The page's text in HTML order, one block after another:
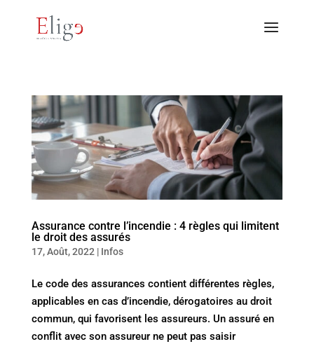
Assurance contre l’incendie : 4 règles qui limitent
le droit des assurés
17, Août, 2022| Infos
Le code des assurances contient différentes règles,
applicables en cas d’incendie, dérogatoires au droit
commun, qui favorisent les assureurs. Un assuré en
conflit avec son assureur ne peut pas saisir